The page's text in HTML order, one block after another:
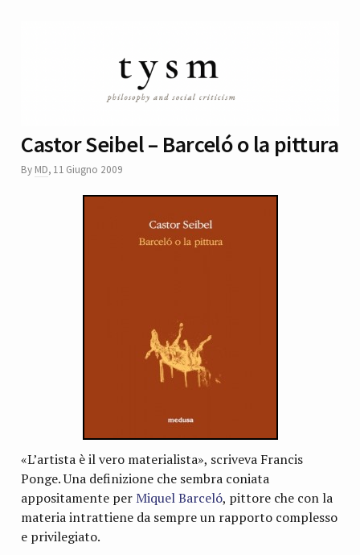
Castor Seibel – Barceló o la pittura
By MD, 11 Giugno 2009
«L’artista è il vero materialista», scriveva Francis
Ponge. Una definizione che sembra coniata
appositamente perMiquel Barceló, pittore che con la
materia intrattiene da sempre un rapporto complesso
e privilegiato.